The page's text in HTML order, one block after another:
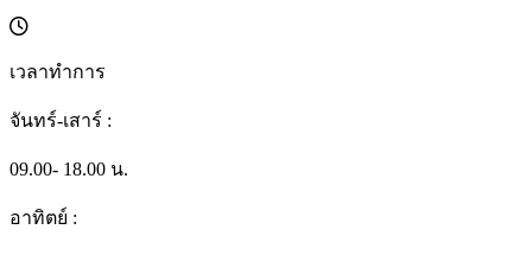
เวลาทำการ
จันทร์-เสาร์ :
09.00- 18.00 น.
อาทิตย์ :